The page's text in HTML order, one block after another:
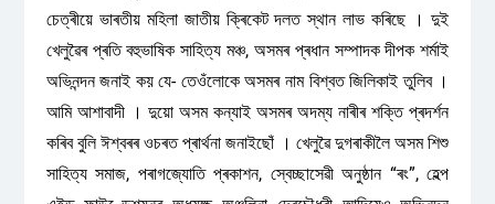
চেত্ৰীয়ে ভাৰতীয় মহিলা জাতীয় ক্ৰিকেট দলত স্থান লাভ কৰিছে । দুই
খেলুৱৈৰ প্ৰতি বহুভাষিক সাহিত্য‌‌ মঞ্চ, অসমৰ প্ৰধান সম্পাদক দীপক শৰ্মাই
অভিনন্দন জনাই কয় যে- তেওঁলোকে অসমৰ নাম বিশ্বত জিলিকাই তুলিব ।
আমি আশাবাদী । দুয়ো অসম কন্যাই অসমৰ অদম্য নাৰীৰ শক্তি প্ৰদৰ্শন
কৰিব বুলি ঈশ্বৰৰ ওচৰত প্ৰাৰ্থনা জনাইছোঁ । খেলুৱৈ দুগৰাকীলৈ অসম শিশু
সাহিত্য সমাজ, পৰাগজ্যোতি প্ৰকাশন, স্বেচ্ছাসেৱী অনুষ্ঠান “ৰং”, হেল্প